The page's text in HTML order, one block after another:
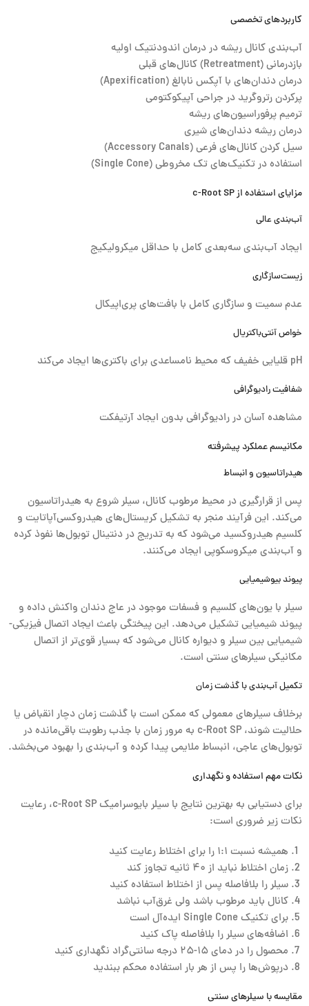
کاربردهای تخصصی
آب‌بندی کانال ریشه در درمان اندودنتیک اولیه
بازدرمانی (Retreatment) کانال‌های قبلی
درمان دندان‌های با آپکس نابالغ (Apexification)
پرکردن رتروگرید در جراحی آپیکوکتومی
ترمیم پرفوراسیون‌های ریشه
درمان ریشه دندان‌های شیری
سیل کردن کانال‌های فرعی (Accessory Canals)
استفاده در تکنیک‌های تک مخروطی (Single Cone)
مزایای استفاده از c-Root SP
آب‌بندی عالی
ایجاد آب‌بندی سه‌بعدی کامل با حداقل میکرولیکیج
زیست‌سازگاری
عدم سمیت و سازگاری کامل با بافت‌های پری‌اپیکال
خواص آنتی‌باکتریال
pH قلیایی خفیف که محیط نامساعدی برای باکتری‌ها ایجاد می‌کند
شفافیت رادیوگرافی
مشاهده آسان در رادیوگرافی بدون ایجاد آرتیفکت
مکانیسم عملکرد پیشرفته
هیدراتاسیون و انبساط
پس از قرارگیری در محیط مرطوب کانال، سیلر شروع به هیدراتاسیون
می‌کند. این فرآیند منجر به تشکیل کریستال‌های هیدروکسی‌آپاتایت و
کلسیم هیدروکسید می‌شود که به تدریج در دنتینال توبول‌ها نفوذ کرده
و آب‌بندی میکروسکوپی ایجاد می‌کنند.
پیوند بیوشیمیایی
سیلر با یون‌های کلسیم و فسفات موجود در عاج دندان واکنش داده و
پیوند شیمیایی تشکیل می‌دهد. این پیختگی باعث ایجاد اتصال فیزیکی-
شیمیایی بین سیلر و دیواره کانال می‌شود که بسیار قوی‌تر از اتصال
مکانیکی سیلرهای سنتی است.
تکمیل آب‌بندی با گذشت زمان
برخلاف سیلرهای معمولی که ممکن است با گذشت زمان دچار انقباض یا
حلالیت شوند، c-Root SP به مرور زمان با جذب رطوبت باقی‌مانده در
توبول‌های عاجی، انبساط ملایمی پیدا کرده و آب‌بندی را بهبود می‌بخشد.
نکات مهم استفاده و نگهداری
برای دستیابی به بهترین نتایج با سیلر بایوسرامیک c-Root SP، رعایت
نکات زیر ضروری است:
همیشه نسبت ۱:۱ را برای اختلاط رعایت کنید
زمان اختلاط نباید از ۴۰ ثانیه تجاوز کند
سیلر را بلافاصله پس از اختلاط استفاده کنید
کانال باید مرطوب باشد ولی غرق‌آب نباشد
برای تکنیک Single Cone ایده‌آل است
اضافه‌های سیلر را بلافاصله پاک کنید
محصول را در دمای ۱۵-۲۵ درجه سانتی‌گراد نگهداری کنید
درپوش‌ها را پس از هر بار استفاده محکم ببندید
مقایسه با سیلرهای سنتی